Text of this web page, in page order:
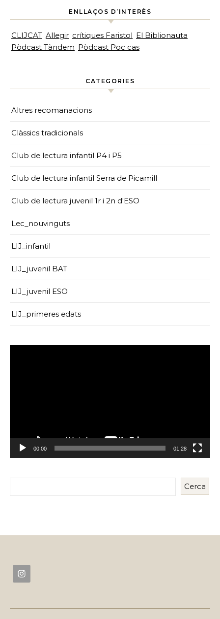
ENLLAÇOS D’INTERÈS
CLIJCAT Allegir crítiques Faristol El Biblionauta
Pòdcast Tàndem Pòdcast Poc cas
CATEGORIES
Altres recomanacions
Clàssics tradicionals
Club de lectura infantil P4 i P5
Club de lectura infantil Serra de Picamill
Club de lectura juvenil 1r i 2n d'ESO
Lec_nouvinguts
LIJ_infantil
LIJ_juvenil BAT
LIJ_juvenil ESO
LIJ_primeres edats
00:00 01:28
Cerca